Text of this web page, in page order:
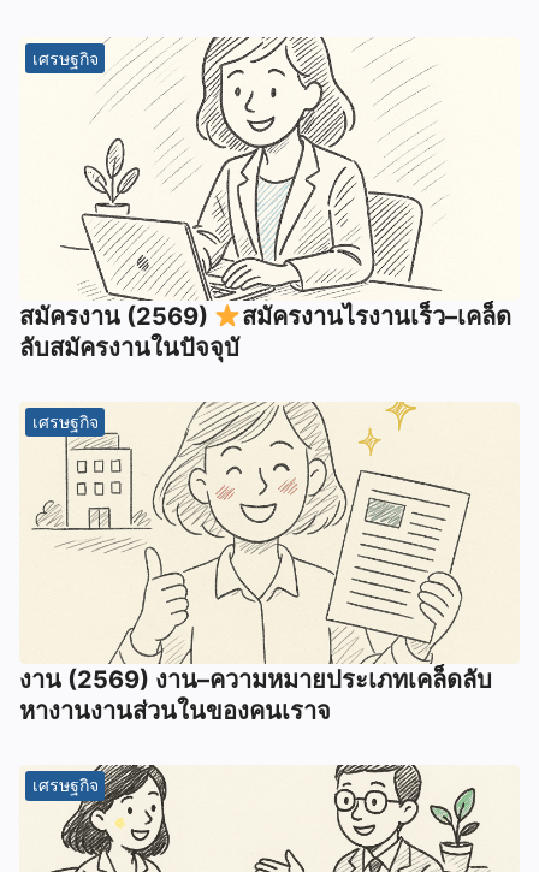
เศรษฐกิจ
สมัครงาน (2569)
สมัครงานไรงานเร็ว–เคล็ด
ลับสมัครงานในปัจจุบั
เศรษฐกิจ
งาน (2569) งาน–ความหมายประเภทเคล็ดลับ
หางานงานส่วนในของคนเราจ
เศรษฐกิจ